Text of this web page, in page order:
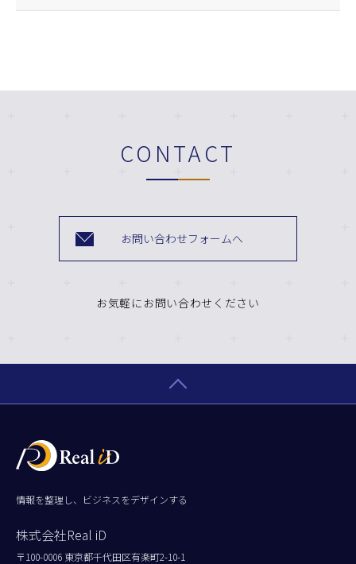
CONTACT
お問い合わせフォームへ
お気軽にお問い合わせください
情報を整理し、ビジネスをデザインする
株式会社Real iD
〒100-0006 東京都千代田区有楽町2-10-1